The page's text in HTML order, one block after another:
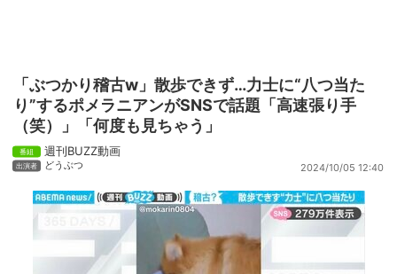
「ぶつかり稽古w」散歩できず…力士に“八つ当た
り”するポメラニアンがSNSで話題「高速張り手
（笑）」「何度も見ちゃう」
週刊BUZZ動画
どうぶつ 2024/10/05 12:40